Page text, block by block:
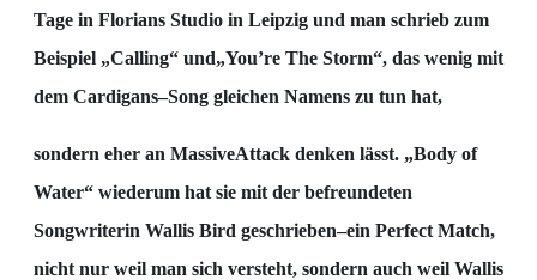
Tage in Florians Studio in Leipzig und man schrieb zum
Beispiel „Calling“ und„You’re The Storm“, das wenig mit
dem Cardigans–Song gleichen Namens zu tun hat,
sondern eher an MassiveAttack denken lässt. „Body of
Water“ wiederum hat sie mit der befreundeten
Songwriterin Wallis Bird geschrieben–ein Perfect Match,
nicht nur weil man sich versteht, sondern auch weil Wallis